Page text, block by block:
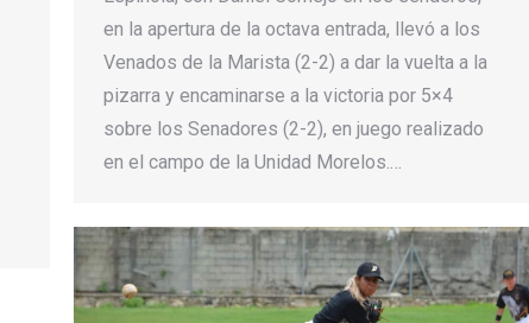
en la apertura de la octava entrada, llevó a los
Venados de la Marista (2-2) a dar la vuelta a la
pizarra y encaminarse a la victoria por 5×4
sobre los Senadores (2-2), en juego realizado
en el campo de la Unidad Morelos.…